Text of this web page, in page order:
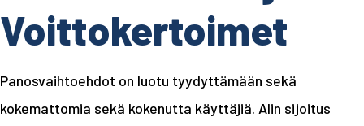
Voittokertoimet
Panosvaihtoehdot on luotu tyydyttämään sekä
kokemattomia sekä kokenutta käyttäjiä. Alin sijoitus